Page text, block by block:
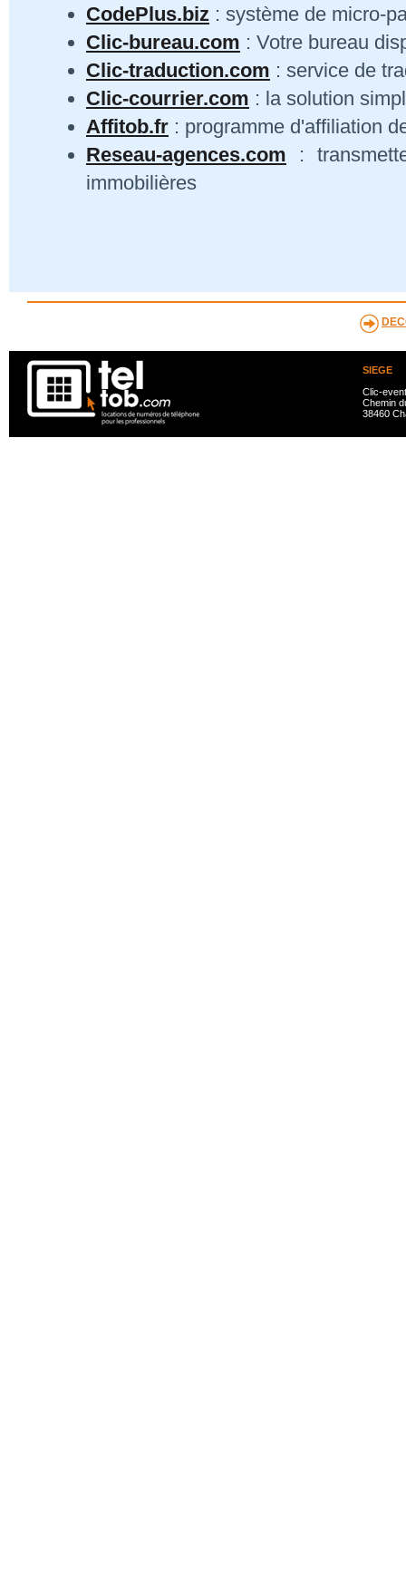
CodePlus.biz : système de micro-
Clic-bureau.com : Votre bureau
Clic-traduction.com : service de
Clic-courrier.com : la solution
Affitob.fr : programme d'affiliation
Reseau-agences.com :
immobilières
SIEGE
Clic-
Chemin
38460